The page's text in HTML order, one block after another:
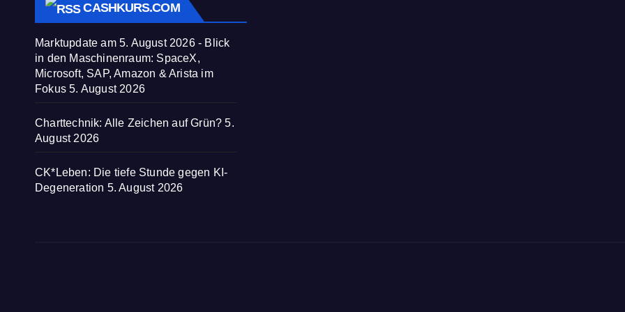
CASHKURS.COM
Marktupdate am 5. August 2026 - Blick
in den Maschinenraum: SpaceX,
Microsoft, SAP, Amazon & Arista im
Fokus 5. August 2026
Charttechnik: Alle Zeichen auf Grün? 5.
August 2026
CK*Leben: Die tiefe Stunde gegen KI-
Degeneration 5. August 2026